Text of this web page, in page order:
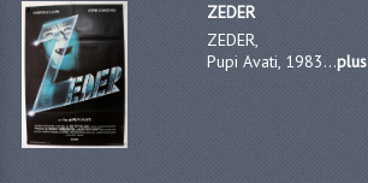
ZEDER
ZEDER,
Pupi Avati, 1983...plus